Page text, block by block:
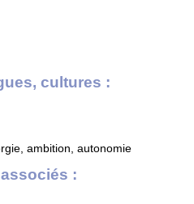
cultures :
ambition, autonomie
: